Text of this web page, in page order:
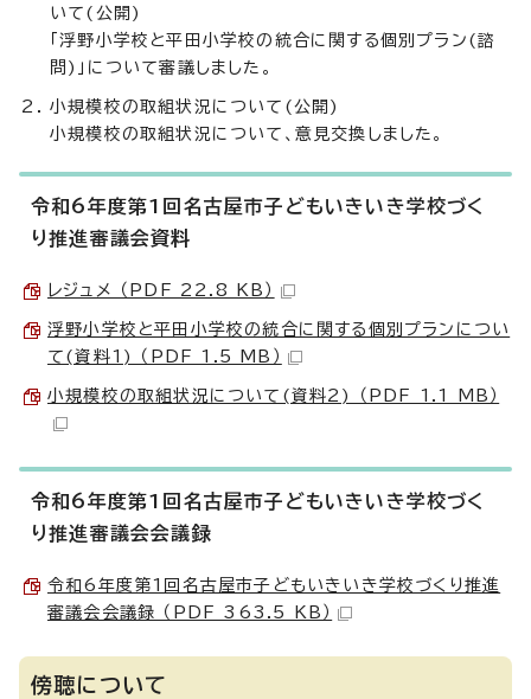
いて(公開)
「浮野小学校と平田小学校の統合に関する個別プラン(諮
問)」について審議しました。
小規模校の取組状況について(公開)
小規模校の取組状況について、意見交換しました。
令和6年度第1回名古屋市子どもいきいき学校づく
り推進審議会資料
レジュメ （PDF 22.8 KB）
浮野小学校と平田小学校の統合に関する個別プランについ
て(資料1) （PDF 1.5 MB）
小規模校の取組状況について(資料2) （PDF 1.1 MB）
令和6年度第1回名古屋市子どもいきいき学校づく
り推進審議会会議録
令和6年度第1回名古屋市子どもいきいき学校づくり推進
審議会会議録 （PDF 363.5 KB）
傍聴について